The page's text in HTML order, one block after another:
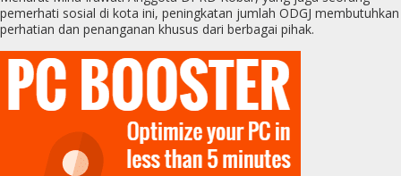
pemerhati sosial di kota ini, peningkatan jumlah ODGJ membutuhkan
perhatian dan penanganan khusus dari berbagai pihak.